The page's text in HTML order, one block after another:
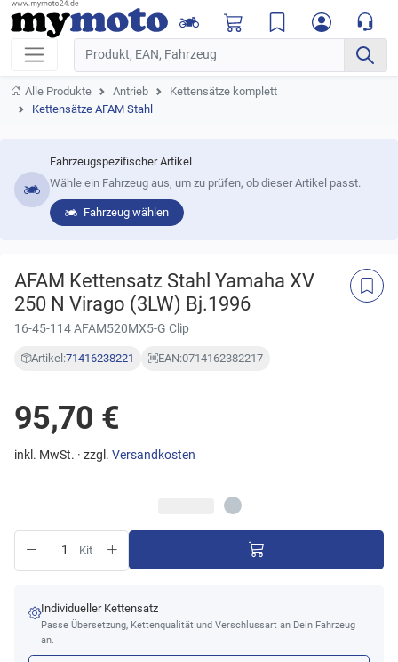
Alle Produkte Antrieb
Kettensätze komplett
Kettensätze AFAM Stahl
Fahrzeugspezifischer Artikel
Wähle ein Fahrzeug aus, um zu prüfen, ob dieser Artikel passt.
Fahrzeug wählen
AFAM Kettensatz Stahl Yamaha XV
250 N Virago (3LW) Bj.1996
16-45-114 AFAM520MX5-G Clip
Artikel:71416238221 EAN:0714162382217
95,70 €
inkl. MwSt. · zzgl. Versandkosten
Kit
Individueller Kettensatz
Passe Übersetzung, Kettenqualität und Verschlussart an Dein Fahrzeug
an.